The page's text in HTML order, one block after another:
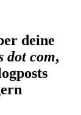
deine
dot com,